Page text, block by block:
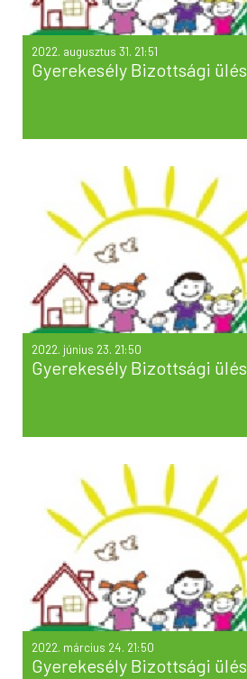
2022. augusztus 31. 21:51
Gyerekesély Bizottsági ülés
2022. június 23. 21:50
Gyerekesély Bizottsági ülés
2022. március 24. 21:50
Gyerekesély Bizottsági ülés